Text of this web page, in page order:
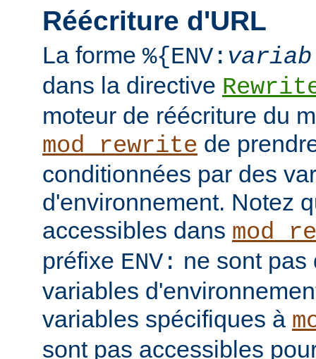
Réécriture d'URL
La forme %{ENV:
dans la directive
moteur de réécriture du
mod_rewrite de
conditionnées par des
d'environnement. Notez
accessibles dans
préfixe ENV: ne sont pas
variables
variables spécifiques à
sont pas accessibles